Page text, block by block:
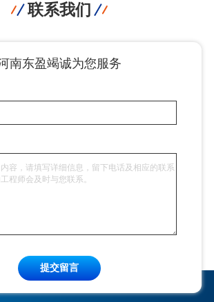
联系我们
南东盈竭诚为您服务
提交留言